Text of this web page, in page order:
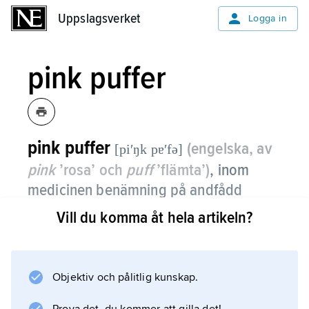
Uppslagsverket Logga in
pink puffer
pink puffer [piʹŋk pɐʹfə] (engelska, av
pink’rosa’ och puff’flämta’), inom
medicinen benämning på andfådd
person med flämtande andning och skär
med kroniskt obstruktiv lungsjukdom (
Vill du komma åt hela artikeln?
Objektiv och pålitlig kunskap.